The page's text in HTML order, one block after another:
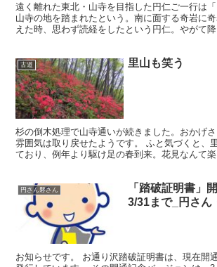
遠く離れた東北・山寺を目指した円仁ご一行は
山寺の地を踏まれたという。南に面する奇岩に
えた時、思わず読経をしたという円仁。やがて降
古道 里山も笑う
杉の倒木処理で山寺通いが続きました。おかげ
雰囲気は取り戻せたようです。 ふと気づくと、
ており、例年より駆け足の春到来。花見なんて楽
円さん磐さん
「踏破証明書」
3/31まで_円さん
お知らせです。 お通り沢踏破証明書は、現在開